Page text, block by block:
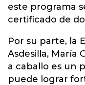
este programa
certificado de
Por su parte, la
Asdesilla, María
a caballo es un
puede lograr